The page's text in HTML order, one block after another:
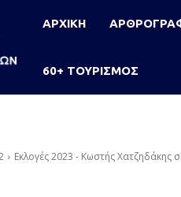
ΑΡΧΙΚΗ
60+ ΤΟΥΡΙΣΜΟΣ
Εκλογές 2023 - Κωστής Χατζηδάκης